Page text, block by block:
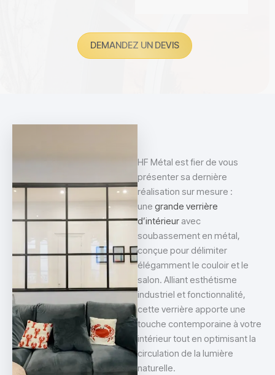
DEMANDEZ UN DEVIS
HF Métal est fier de vous
présenter sa dernière
réalisation sur mesure :
une grande verrière
d’intérieur avec
soubassement en métal,
conçue pour délimiter
élégamment le couloir et le
salon. Alliant esthétisme
industriel et fonctionnalité,
cette verrière apporte une
touche contemporaine à votre
intérieur tout en optimisant la
circulation de la lumière
naturelle.